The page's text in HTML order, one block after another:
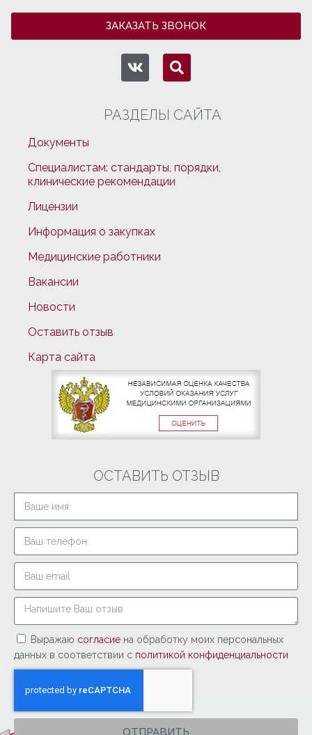
ЗАКАЗАТЬ ЗВОНОК
РАЗДЕЛЫ САЙТА
Документы
Специалистам: стандарты, порядки,
клинические рекомендации
Лицензии
Информация о закупках
Медицинские работники
Вакансии
Новости
Оставить отзыв
Карта сайта
ОСТАВИТЬ ОТЗЫВ
Выражаю согласие на обработку моих персональных
данных в соответствии с политикой конфиденциальности
ОТПРАВИТЬ